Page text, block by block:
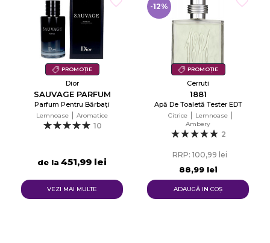
PROMOȚIE
Dior
SAUVAGE PARFUM
Parfum Pentru Bărbați
Lemnoase Aromatice
10
de la 451,99 lei
VEZI MAI MULTE
PROMOȚIE
-12%
Cerruti
1881
Apă De Toaletă Tester EDT
Citrice
Lemnoase
Ambery
2
RRP: 100,99 lei
88,99 lei
ADAUGĂ IN COŞ